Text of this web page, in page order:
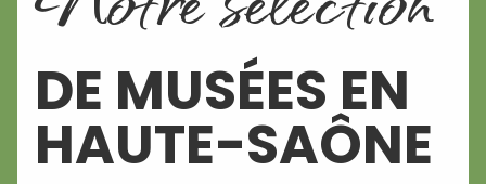
DE MUSÉES EN
HAUTE-SAÔNE